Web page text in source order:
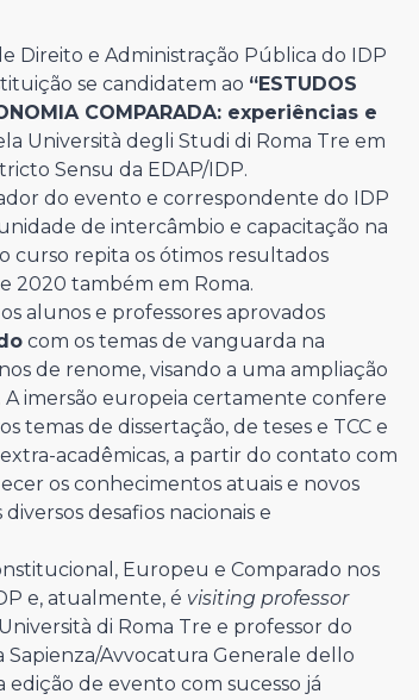
Direito e Administração Pública do IDP
se candidatem ao “ESTUDOS
COMPARADA: experiências e
Università degli Studi di Roma Tre em
Sensu da EDAP/IDP.
do evento e correspondente do IDP
de intercâmbio e capacitação na
curso repita os ótimos resultados
2020 também em Roma.
alunos e professores aprovados
com os temas de vanguarda na
de renome, visando a uma ampliação
imersão europeia certamente confere
temas de dissertação, de teses e TCC e
acadêmicas, a partir do contato com
os conhecimentos atuais e novos
desafios nacionais e
Europeu e Comparado nos
e, atualmente, é visiting professor
di Roma Tre e professor do
Sapienza/Avvocatura Generale dello
de evento com sucesso já